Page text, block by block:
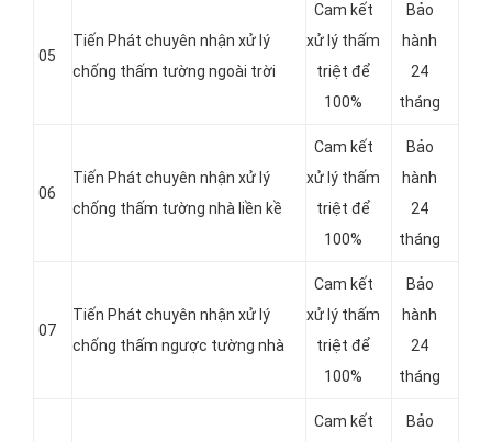
05
Tiến Phát chuyên nhận xử lý
chống thấm tường ngoài trời
Cam kết
xử lý thấm
triệt để
100%
Bảo
hành
24
tháng
06
Tiến Phát chuyên nhận xử lý
chống thấm tường nhà liền kề
Cam kết
xử lý thấm
triệt để
100%
Bảo
hành
24
tháng
07
Tiến Phát chuyên nhận xử lý
chống thấm ngược tường nhà
Cam kết
xử lý thấm
triệt để
100%
Bảo
hành
24
tháng
Cam kết
Bảo